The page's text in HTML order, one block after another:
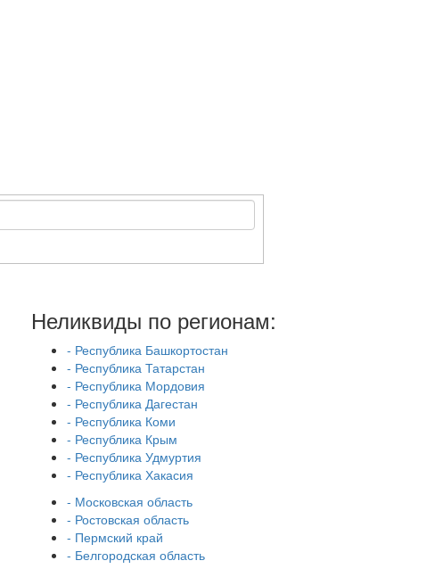
Неликвиды по регионам:
- Республика Башкортостан
- Республика Татарстан
- Республика Мордовия
- Республика Дагестан
- Республика Коми
- Республика Крым
- Республика Удмуртия
- Республика Хакасия
- Московская область
- Ростовская область
- Пермский край
- Белгородская область